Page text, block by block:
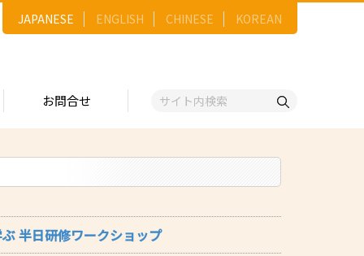
JAPANESE ENGLISH CHINESE KOREAN
ー
業検索
リー一覧
十音順）
出展企業）
お問合せ
半日研修ワークショップ